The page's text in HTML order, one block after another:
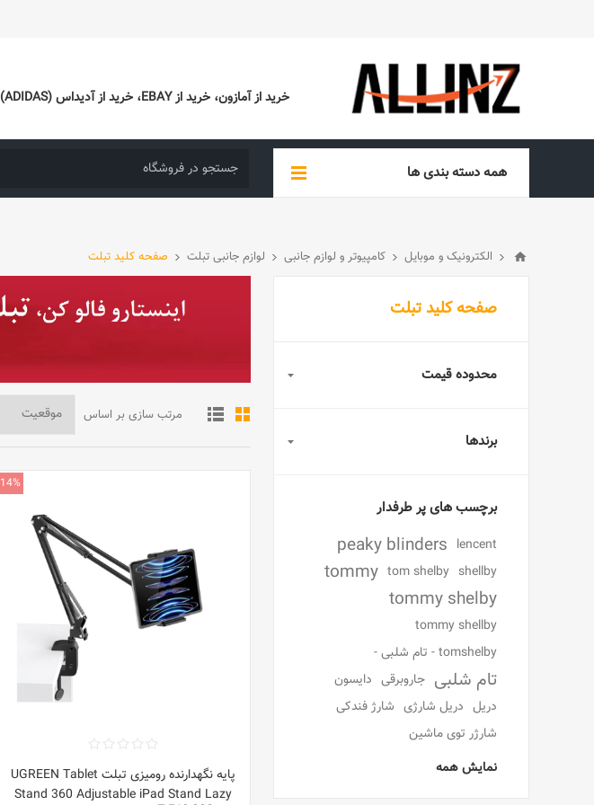
خرید از آمازون، خرید از EBAY، خرید از آدیداس (ADIDAS)، خرید از سایتهای خارجی
همه دسته بندی ها
الکترونیک و موبایل کامپیوتر و لوازم جانبی لوازم جانبی تبلت صفحه کلید تبلت
مرتب سازی بر اساس
14%
پایه نگهدارنده رومیزی تبلت UGREEN Tablet
Stand 360 Adjustable iPad Stand Lazy
صفحه کلید تبلت
محدوده قیمت
برندها
برچسب های پر طرفدار
lencent
peaky blinders
shellby
tom shelby
tommy
tommy shelby
tommy shellby
tomshelby - تام شلبی -
تام شلبی جاروبرقی دایسون
دریل دریل شارژی شارژ فندکی
شارژر توی ماشین
نمایش همه